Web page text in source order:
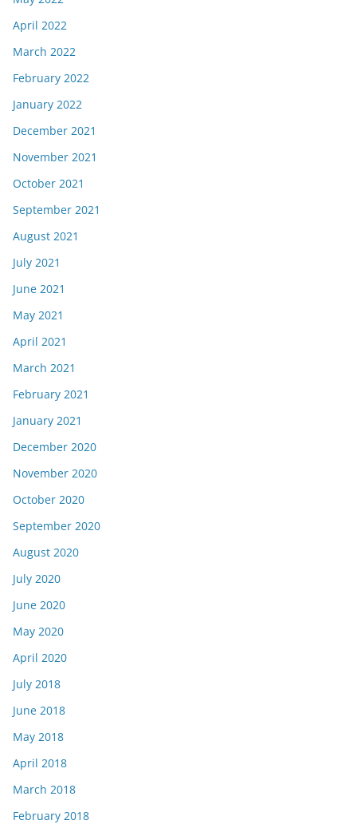
April 2022
March 2022
February 2022
January 2022
December 2021
November 2021
October 2021
September 2021
August 2021
July 2021
June 2021
May 2021
April 2021
March 2021
February 2021
January 2021
December 2020
November 2020
October 2020
September 2020
August 2020
July 2020
June 2020
May 2020
April 2020
July 2018
June 2018
May 2018
April 2018
March 2018
February 2018